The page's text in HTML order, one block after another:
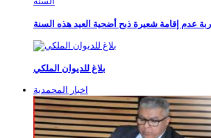
عدم إقامة شعيرة ذبح أضحية العيد هذه السنة
بلاغ للديوان الملكي
اخبار المحمدية